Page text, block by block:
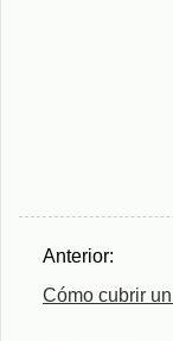
Anterior:
Cómo cubrir